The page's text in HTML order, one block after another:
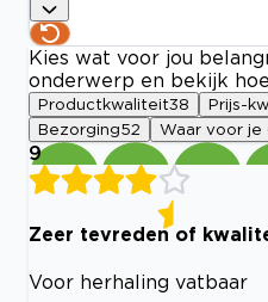
Kies wat voor jou
onderwerp en bekijk
Productkwaliteit38 Prijs-
Bezorging52 Waar voor je
9
Zeer tevreden of
Voor herhaling vatbaar